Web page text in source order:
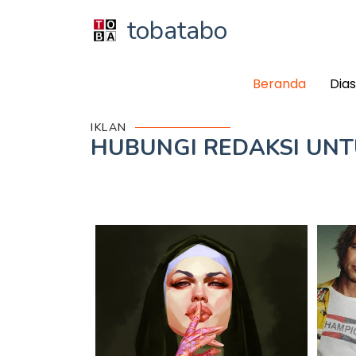
tobatabo
Beranda
IKLAN
HUBUNGI REDAKSI